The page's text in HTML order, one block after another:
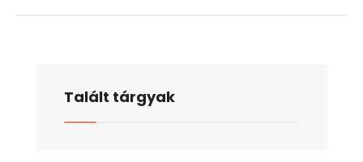
Talált tárgyak